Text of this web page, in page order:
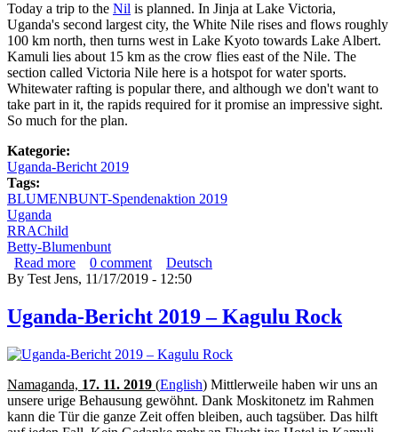
Today a trip to the Nil is planned. In Jinja at Lake Victoria,
Uganda's second largest city, the White Nile rises and flows roughly
100 km north, then turns west in Lake Kyoto towards Lake Albert.
Kamuli lies about 15 km as the crow flies east of the Nile. The
section called Victoria Nile here is a hotspot for water sports.
Whitewater rafting is popular there, and although we don't want to
take part in it, the rapids required for it promise an impressive sight.
So much for the plan.
Kategorie:
Uganda-Bericht 2019
Tags:
BLUMENBUNT-Spendenaktion 2019
Uganda
RRAChild
Betty-Blumenbunt
Read more about Uganda-Report 2019 – Excursion to the White
Nile
0 comment
Deutsch
By Test Jens, 11/17/2019 - 12:50
Uganda-Bericht 2019 – Kagulu Rock
Namaganda, 17. 11. 2019 (English) Mittlerweile haben wir uns an
unsere urige Behausung gewöhnt. Dank Moskitonetz im Rahmen
kann die Tür die ganze Zeit offen bleiben, auch tagsüber. Das hilft